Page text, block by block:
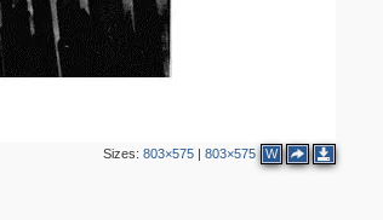
Sizes:803×575 |803×575 W